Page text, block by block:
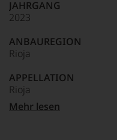
Für Entdecker und
Aufmerksamkeit und
Entwicklung im Glas. Mit
und zeigt immer neue
er seine Stärken voll aus:
kräftigeren Gerichten
ins Spiel.
Unter 85 Punkte:
kaum
ein
Das
dokumentieren
auch
und
gerade
mit
JAHRGANG
2023
ANBAUREGION
Rioja
APPELLATION
Rioja
REBSORTEN
Mehr lesen